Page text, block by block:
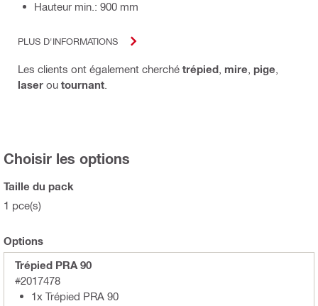
Hauteur min.: 900 mm
PLUS D'INFORMATIONS
Les clients ont également cherché trépied mire pige
laser ou tournant
Choisir les options
Taille du pack
1 pce(s)
Options
Trépied PRA 90
#2017478
1x Trépied PRA 90